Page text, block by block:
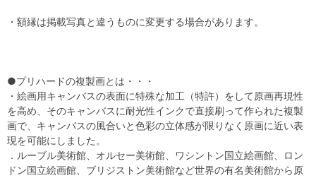
・額縁は掲載写真と違うものに変更する場合があります。
●プリハードの複製画とは・・・
・絵画用キャンバスの表面に特殊な加工（特許）をして原画再現性
を高め、そのキャンバスに耐光性インクで直接刷って作られた複製
画で、キャンバスの風合いと色彩の立体感が限りなく原画に近い表
現を可能にしました。
．ルーブル美術館、オルセー美術館、ワシントン国立絵画館、ロン
ドン国立絵画館、ブリジストン美術館など世界の有名美術館から原